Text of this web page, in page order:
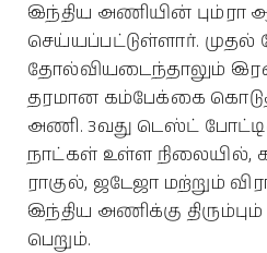
இந்திய அணியின் பும்ரா
செய்யப்பட்டுள்ளார். முதல்
தோல்வியடைந்தாலும்
தரமான கம்பேக்கை
அணி. 3வது டெஸ்ட்
நாட்கள் உள்ள நிலையில்,
ராகுல், ஜடேஜா மற்றும்
இந்திய அணிக்கு
பெறும்.